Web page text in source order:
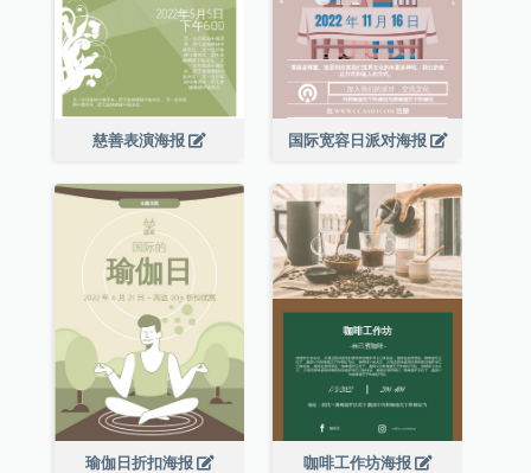
慈善表演海报 国际宽容日派对海报
瑜伽日折扣海报 咖啡工作坊海报